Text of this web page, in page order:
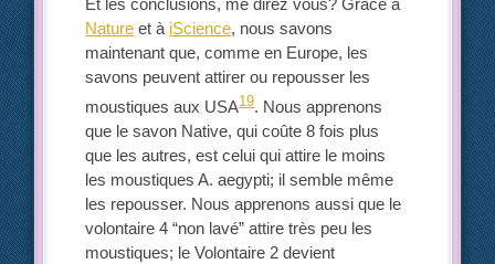
Et les conclusions, me direz vous? Grâce à
Nature et à iScience, nous savons
maintenant que, comme en Europe, les
savons peuvent attirer ou repousser les
moustiques aux USA19. Nous apprenons
que le savon Native, qui coûte 8 fois plus
que les autres, est celui qui attire le moins
les moustiques A. aegypti; il semble même
les repousser. Nous apprenons aussi que le
volontaire 4 “non lavé” attire très peu les
moustiques; le Volontaire 2 devient